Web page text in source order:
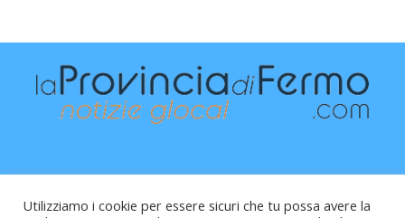
Utilizziamo i cookie per essere sicuri che tu possa avere la